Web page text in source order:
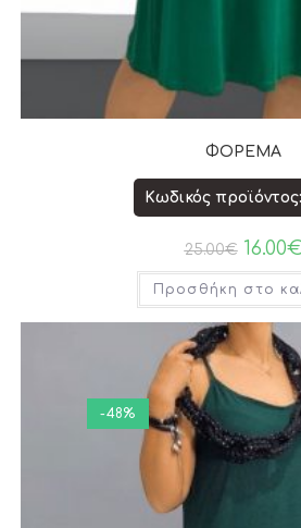
ΦΟΡΕΜΑ
Κωδικός
25.00€ 16.00
Προσθήκη στο
-48%